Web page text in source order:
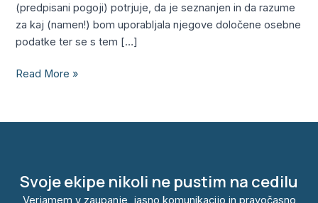
(predpisani pogoji) potrjuje, da je seznanjen in da razume
za kaj (namen!) bom uporabljala njegove določene osebne
podatke ter se s tem […]
Read More »
Svoje ekipe nikoli ne pustim na cedilu
Verjamem v zaupanje, jasno komunikacijo in pravočasno